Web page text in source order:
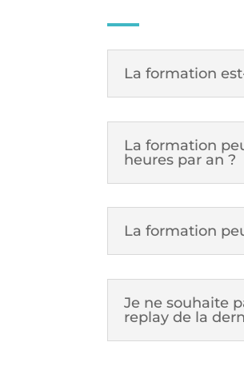
La formation
La formation
heures par an ?
La formation
Je ne souhaite
replay de la